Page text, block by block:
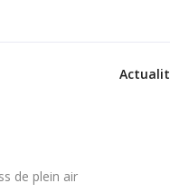
de plein air